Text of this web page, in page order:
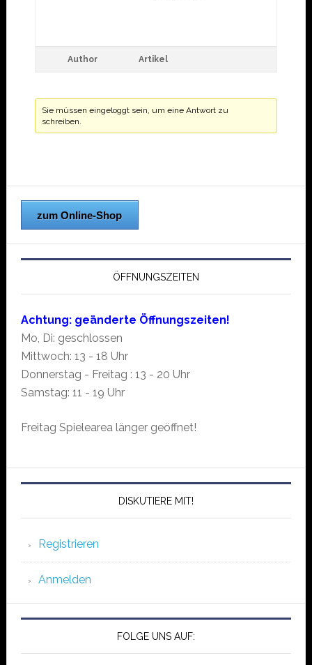
Author Artikel
Sie müssen eingeloggt sein, um eine Antwort zu
schreiben.
zum Online-Shop
ÖFFNUNGSZEITEN
Achtung: geänderte Öffnungszeiten!
Mo, Di: geschlossen
Mittwoch: 13 - 18 Uhr
Donnerstag - Freitag : 13 - 20 Uhr
Samstag: 11 - 19 Uhr
Freitag Spielearea länger geöffnet!
DISKUTIERE MIT!
Registrieren
Anmelden
FOLGE UNS AUF: